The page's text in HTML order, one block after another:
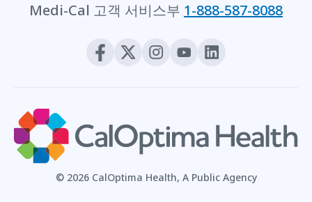
Medi-Cal 고객 서비스부 1-888-587-8088
© 2026 CalOptima Health, A Public Agency